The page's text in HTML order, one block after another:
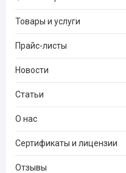
Товары и услуги
Прайс-листы
Новости
Статьи
О нас
Сертификаты и лицензии
Отзывы